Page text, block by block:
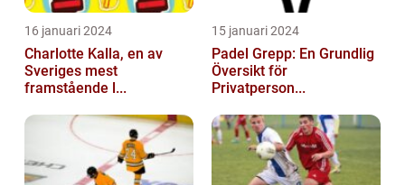
16 januari 2024
Charlotte Kalla, en av
Sveriges mest
framstående l...
15 januari 2024
Padel Grepp: En Grundlig
Översikt för
Privatperson...